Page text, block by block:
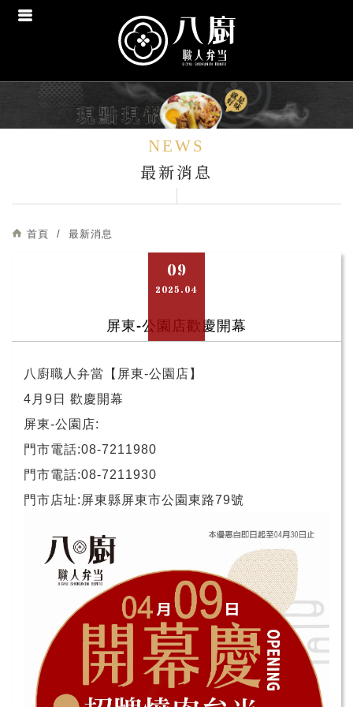
NEWS
最新消息
首頁 最新消息
09
2025.04
屏東-公園店歡慶開幕
八廚職人弁當【屏東-公園店】
4月9日 歡慶開幕
屏東-公園店:
門市電話:08-7211980
門市電話:08-7211930
門市店址:屏東縣屏東市公園東路79號